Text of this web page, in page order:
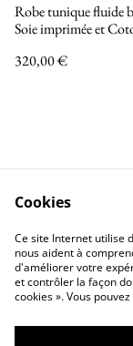
Robe tunique fluide
Soie imprimée et
320,00 €
Nous
Politique de
Cookies
Ce site Internet utilise
nous aident à
d'améliorer votre
et contrôler la façon
cookies ». Vous